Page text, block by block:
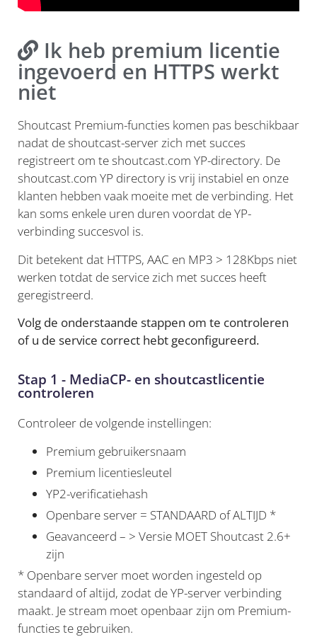
Ik heb premium licentie
ingevoerd en HTTPS werkt
niet
Shoutcast Premium-functies komen pas beschikbaar
nadat de shoutcast-server zich met succes
registreert om te shoutcast.com YP-directory. De
shoutcast.com YP directory is vrij instabiel en onze
klanten hebben vaak moeite met de verbinding. Het
kan soms enkele uren duren voordat de YP-
verbinding succesvol is.
Dit betekent dat HTTPS, AAC en MP3 > 128Kbps niet
werken totdat de service zich met succes heeft
geregistreerd.
Volg de onderstaande stappen om te controleren
of u de service correct hebt geconfigureerd.
Stap 1 - MediaCP- en shoutcastlicentie
controleren
Controleer de volgende instellingen:
Premium gebruikersnaam
Premium licentiesleutel
YP2-verificatiehash
Openbare server = STANDAARD of ALTIJD *
Geavanceerd – > Versie MOET Shoutcast 2.6+
zijn
* Openbare server moet worden ingesteld op
standaard of altijd, zodat de YP-server verbinding
maakt. Je stream moet openbaar zijn om Premium-
functies te gebruiken.